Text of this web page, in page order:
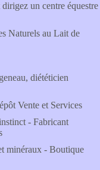
un centre équestre
Naturels au Lait de
diététicien
Vente et Services
- Fabricant
minéraux - Boutique